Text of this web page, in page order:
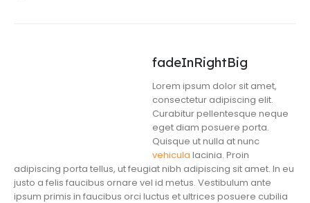
fadeInRightBig
Lorem ipsum dolor sit amet,
consectetur adipiscing elit.
Curabitur pellentesque neque
eget diam posuere porta.
Quisque ut nulla at nunc
vehicula lacinia. Proin
adipiscing porta tellus, ut feugiat nibh adipiscing sit amet. In eu
justo a felis faucibus ornare vel id metus. Vestibulum ante
ipsum primis in faucibus orci luctus et ultrices posuere cubilia